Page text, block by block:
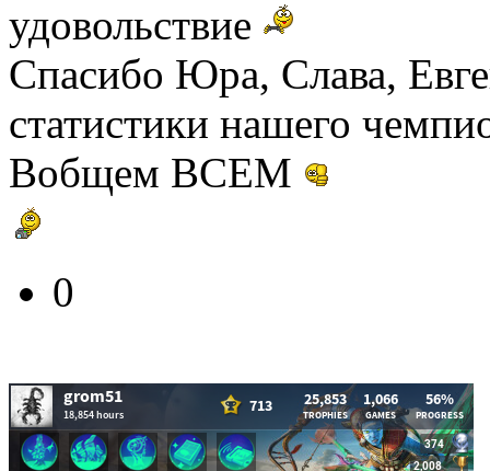
удовольствие
Спасибо Юра, Слава,
статистики нашего
Вобщем ВСЕМ
0